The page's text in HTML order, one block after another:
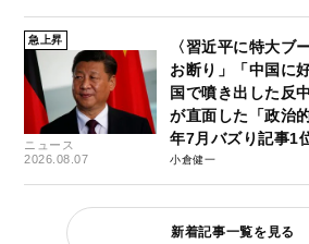
急上昇
ニュース
2026.08.07
〈習近平に特大ブ
お断り」「中国に
国で噴き出した反
が直面した「政治
年7月バズり記事1
小倉健一
新着記事一覧を見る